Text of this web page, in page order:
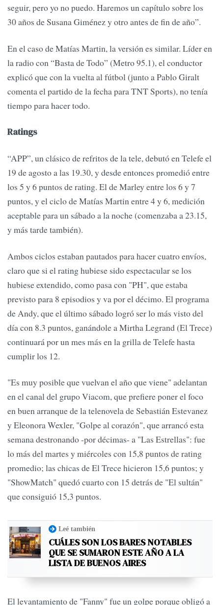
seguir, pero yo no puedo. Haremos un capítulo sobre los
30 años de Susana Giménez y otro antes de fin de año”.
En el caso de Matías Martin, la versión es similar. Líder en
la radio con “Basta de Todo” (Metro 95.1), el conductor
explicó que con la vuelta al fútbol (junto a Pablo Giralt
comenta el partido de la fecha para TNT Sports), no tenía
tiempo para hacer todo.
Ratings
“APP”, un clásico de refritos de la tele, debutó en Telefe el
19 de agosto a las 19.30, y desde entonces promedió entre
los 5 y 6 puntos de rating. El de Marley entre los 6 y 7
puntos, y el ciclo de Matías Martin entre 4 y 6, medición
aceptable para un sábado a la noche (comenzaba a 23.15,
y más tarde también).
Ambos ciclos estaban pautados para hacer cuatro envíos,
claro que si el rating hubiese sido espectacular se los
hubiese extendido, como pasa con "PH", que estaba
previsto para 8 episodios y va por el décimo. El programa
de Andy, que el último sábado logró ser lo más visto del
día con 8.3 puntos, ganándole a Mirtha Legrand (El Trece)
continuará por un mes más en la grilla de Telefe hasta
cumplir los 12.
"Es muy posible que vuelvan el año que viene" adelantan
en el canal del grupo Viacom, que prefiere poner el foco
en buen arranque de la telenovela de Sebastián Estevanez
y Eleonora Wexler, "Golpe al corazón", que arrancó esta
semana destronando -por décimas- a "Las Estrellas": fue
lo más del martes y miércoles con 15,8 puntos de rating
promedio; las chicas de El Trece hicieron 15,6 puntos; y
"ShowMatch" quedó cuarto con 15 detrás de "El sultán"
que consiguió 15,3 puntos.
Leé también
CUÁLES SON LOS BARES NOTABLES
QUE SE SUMARON ESTE AÑO A LA
LISTA DE BUENOS AIRES
El levantamiento de "Fanny" fue un golpe porque obligó a